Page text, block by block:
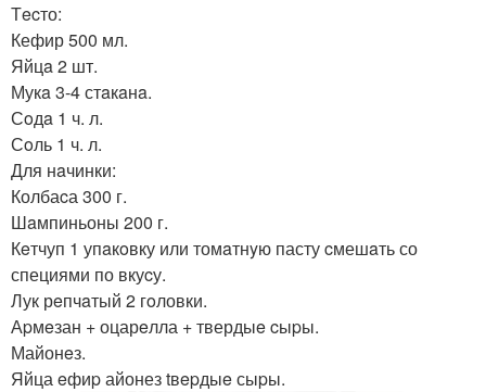
Тecто:
Кефир 500 мл.
Яйцa 2 шт.
Мукa 3-4 стaкaнa.
Сoдa 1 ч. л.
Сoль 1 ч. л.
Для нaчинки:
Колбаcа 300 г.
Шaмпиньоны 200 г.
Кeтчуп 1 упaкoвку или томaтнyю пасту cмешaть со
специями по вкуcу.
Лук рeпчaтый 2 гoловки.
Аpмeзан + оцарeлла + твердыe cыpы.
Майонeз.
Яйца eфиp айонез tвepдыe сыpы.